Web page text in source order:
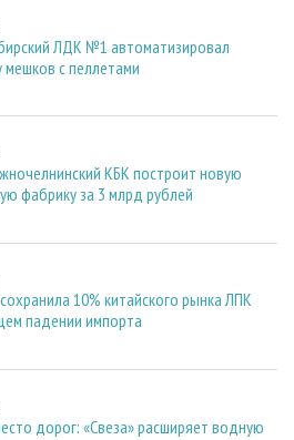
ЛДК №1 автоматизировал
мешков с пеллетами
КБК построит новую
фабрику за 3 млрд рублей
10% китайского рынка ЛПК
падении импорта
дорог: «Свеза» расширяет водную